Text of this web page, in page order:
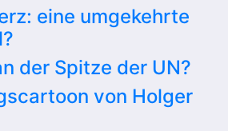
eine umgekehrte
der Spitze der UN?
von Holger